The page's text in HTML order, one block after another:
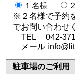
１名様
※２名様で予約
でお問い合わせ
TEL 042-
メール
駐車場のご利用